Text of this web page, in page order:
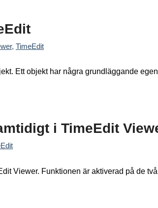
, TimeEdit
Ett objekt har några grundläggande
i TimeEdit
Viewer. Funktionen är aktiverad på de